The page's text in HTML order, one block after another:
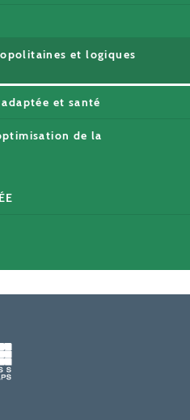
et logiques
et santé
de la